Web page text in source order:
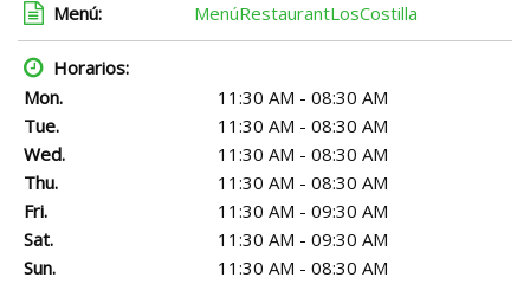
Menú: MenúRestaurantLosCostilla
Horarios:
Mon.
11:30 AM - 08:30 AM
Tue.
11:30 AM - 08:30 AM
Wed.
11:30 AM - 08:30 AM
Thu.
11:30 AM - 08:30 AM
Fri.
11:30 AM - 09:30 AM
Sat.
11:30 AM - 09:30 AM
Sun.
11:30 AM - 08:30 AM